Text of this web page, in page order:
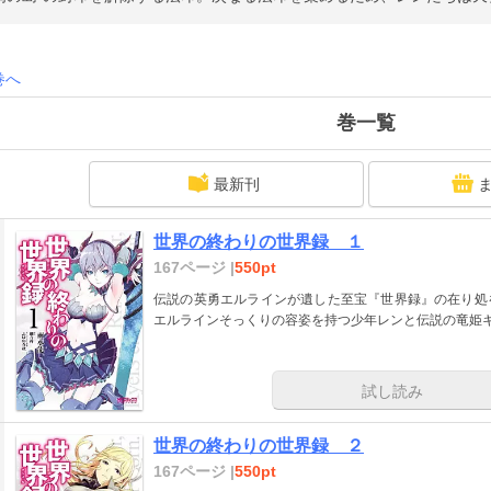
へ
巻一覧
最新刊
世界の終わりの世界録 １
167ページ |550pt
伝説の英勇エルラインが遺した至宝『世界録』の在り
エルラインそっくりの容姿を持つ少年レンと伝説の竜
試し読み
世界の終わりの世界録 ２
167ページ |550pt